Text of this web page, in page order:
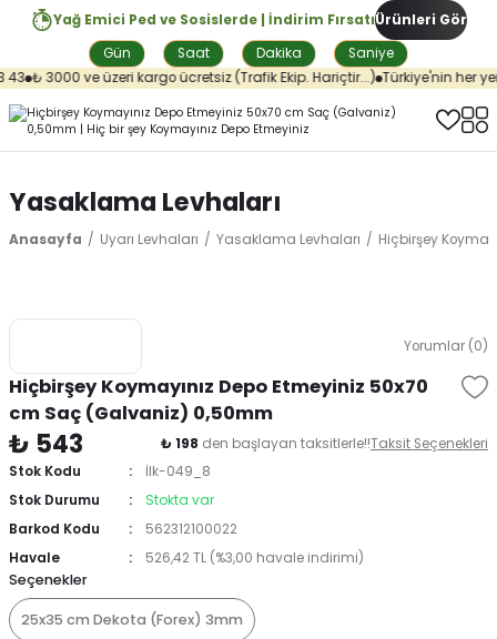
Yağ Emici Ped ve Sosislerde | İndirim Fırsatı
Gün
Saat Dakika Saniye
Ürünleri Gör
₺ 3000 ve üzeri kargo ücretsiz (Trafik Ekip. Hariçtir...) Türkiye'nin her
Yasaklama Levhaları
Anasayfa Uyarı Levhaları Yasaklama Levhaları Hiçbirşey
Yorumlar (0)
Hiçbirşey Koymayınız Depo Etmeyiniz 50x70
cm Saç (Galvaniz) 0,50mm
₺ 543 ₺ 198 den başlayan taksitlerle!!Taksit Seçenekleri
Stok Kodu
İlk-049_8
Stok Durumu
Stokta var
Barkod Kodu
562312100022
Havale
526,42 TL (%3,00 havale indirimi)
Seçenekler
25x35 cm Dekota (Forex) 3mm